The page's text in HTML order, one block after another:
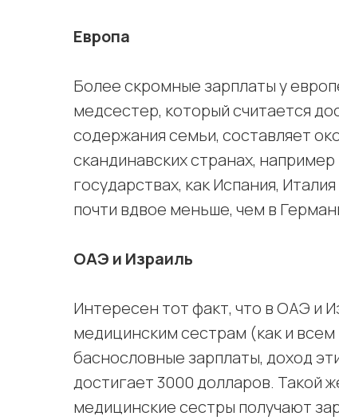
Европа
Более скромные зарплаты у
медсестер, который считается
содержания семьи, составляет
скандинавских странах,
государствах, как Испания,
почти вдвое меньше, чем в
ОАЭ и Израиль
Интересен тот факт, что в ОАЭ и
медицинским сестрам (как и
баснословные зарплаты, доход
достигает 3000 долларов. Такой
медицинские сестры получают